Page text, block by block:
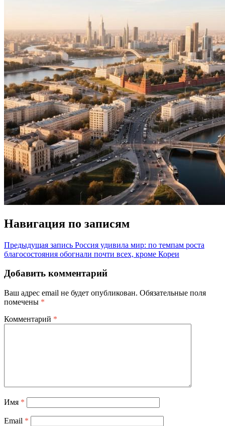
Навигация по записям
Предыдущая запись Россия удивила мир: по темпам роста
благосостояния обогнали почти всех, кроме Кореи
Добавить комментарий
Ваш адрес email не будет опубликован. Обязательные поля
помечены *
Комментарий *
Имя *
Email *